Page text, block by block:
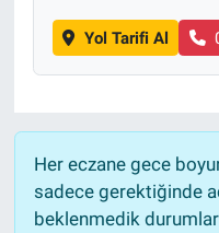
Yol Tarifi Al
Her eczane gece
sadece gerektiğinde
beklenmedik